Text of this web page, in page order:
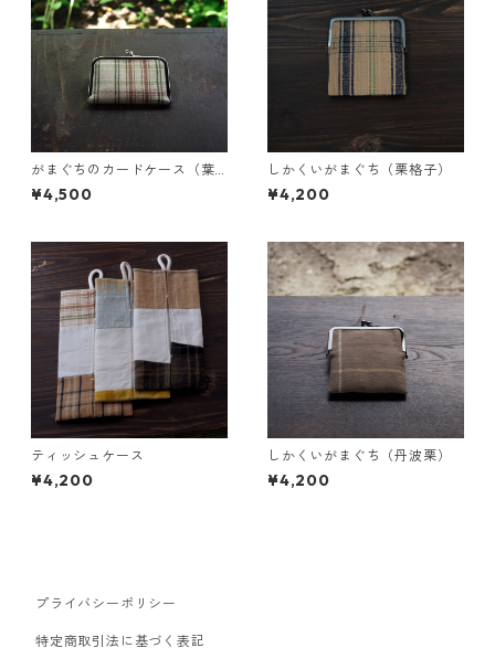
がまぐちのカードケース（葉
桜）
¥4,500
しかくいがまぐち（栗格子）
¥4,200
ティッシュケース
¥4,200
しかくいがまぐち（丹波栗）
¥4,200
プライバシーポリシー
特定商取引法に基づく表記